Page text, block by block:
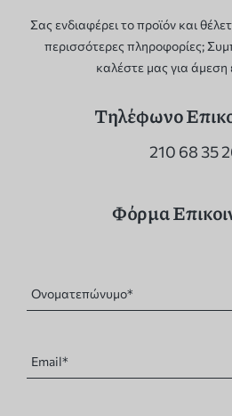
Σας ενδιαφέρει το προϊόν και
περισσότερες πληροφορίες;
καλέστε μας για άμεση
Τηλέφωνο
210 68 35
Φόρμα